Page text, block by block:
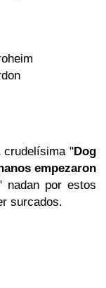
crudelísima "Dog
empezaron
nadan por estos
surcados.